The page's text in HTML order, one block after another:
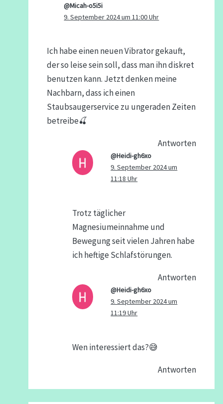
@Micah-o5i5i
9. September 2024 um 11:00 Uhr
Ich habe einen neuen Vibrator gekauft,
der so leise sein soll, dass man ihn diskret
benutzen kann. Jetzt denken meine
Nachbarn, dass ich einen
Staubsaugerservice zu ungeraden Zeiten
betreibe🍒
Antworten
@Heidi-gh6xo
9. September 2024 um
11:18 Uhr
Trotz täglicher
Magnesiumeinnahme und
Bewegung seit vielen Jahren habe
ich heftige Schlafstörungen.
Antworten
@Heidi-gh6xo
9. September 2024 um
11:19 Uhr
Wen interessiert das?😅
Antworten